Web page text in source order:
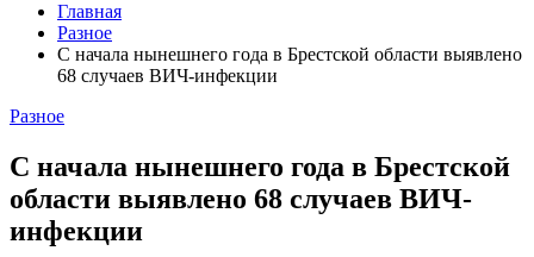
Главная
Разное
С начала нынешнего года в Брестской области выявлено
68 случаев ВИЧ-инфекции
Разное
С начала нынешнего года в Брестской
области выявлено 68 случаев ВИЧ-
инфекции